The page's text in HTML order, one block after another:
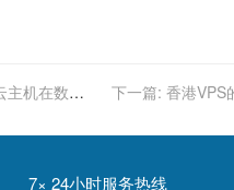
主机在数字
下一篇: 香港VPS
7× 24小时服务热线